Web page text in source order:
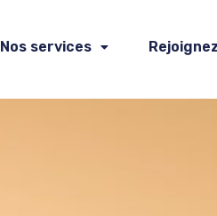
Nos services